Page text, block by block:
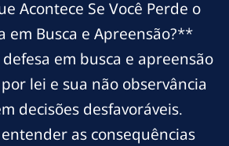
Acontece Se Você Perde o
em Busca e Apreensão?**
defesa em busca e apreensão
lei e sua não observância
decisões desfavoráveis.
entender as consequências